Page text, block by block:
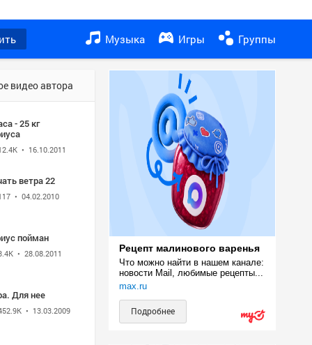
Музыка Игры Группы
видео автора
- 25 кг
• 16.10.2011
ветра 22
• 04.02.2010
пойман
• 28.08.2011
Для нее
• 13.03.2009
Рецепт малинового варенья
Что можно найти в нашем канале:
новости Mail, любимые рецепты...
max.ru
Подробнее